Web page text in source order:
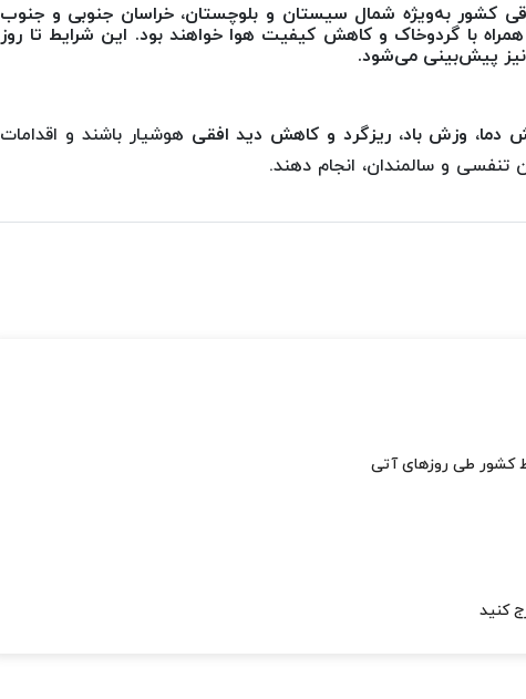
کشور به‌ویژه شمال سیستان و بلوچستان، خراسان جنوبی و جنوب
با گردوخاک و کاهش کیفیت هوا خواهند بود. این شرایط تا روز
نیز پیش‌بینی می‌شود.
دما، وزش باد، ریزگرد و کاهش دید افقی هوشیار باشند و اقدامات
تنفسی و سالمندان، انجام دهند.
کشور طی روزهای آتی
کنید